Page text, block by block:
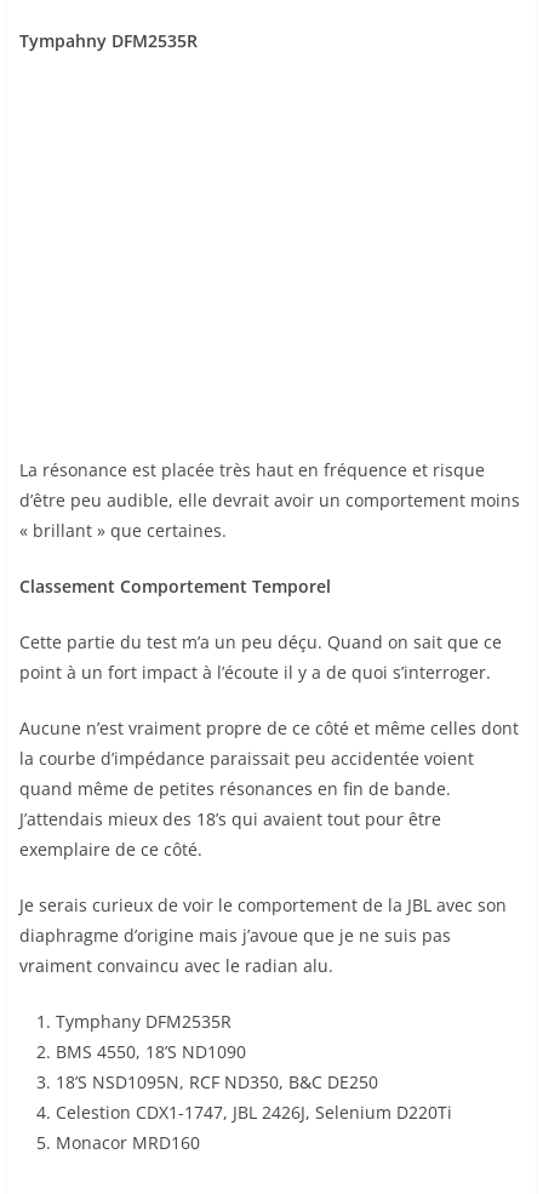
Tympahny DFM2535R
La résonance est placée très haut en fréquence et risque
d’être peu audible, elle devrait avoir un comportement moins
« brillant » que certaines.
Classement Comportement Temporel
Cette partie du test m’a un peu déçu. Quand on sait que ce
point à un fort impact à l’écoute il y a de quoi s’interroger.
Aucune n’est vraiment propre de ce côté et même celles dont
la courbe d’impédance paraissait peu accidentée voient
quand même de petites résonances en fin de bande.
J’attendais mieux des 18’s qui avaient tout pour être
exemplaire de ce côté.
Je serais curieux de voir le comportement de la JBL avec son
diaphragme d’origine mais j’avoue que je ne suis pas
vraiment convaincu avec le radian alu.
Tymphany DFM2535R
BMS 4550, 18’S ND1090
18’S NSD1095N, RCF ND350, B&C DE250
Celestion CDX1-1747, JBL 2426J, Selenium D220Ti
Monacor MRD160